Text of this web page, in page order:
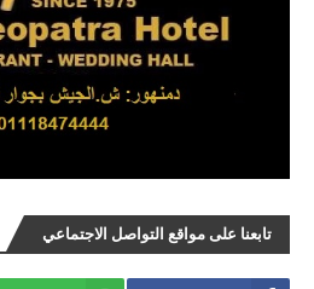
تابعنا على مواقع التواصل الاجتماعي